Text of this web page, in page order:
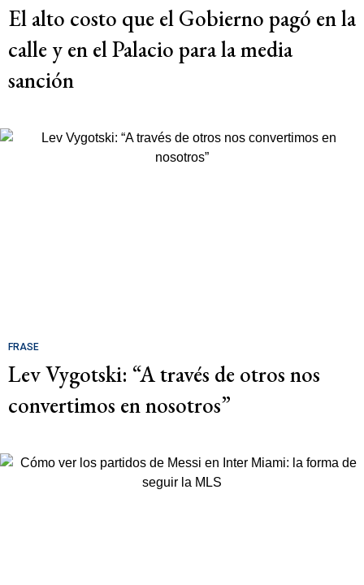
El alto costo que el Gobierno pagó en la
calle y en el Palacio para la media
sanción
FRASE
Lev Vygotski: “A través de otros nos
convertimos en nosotros”